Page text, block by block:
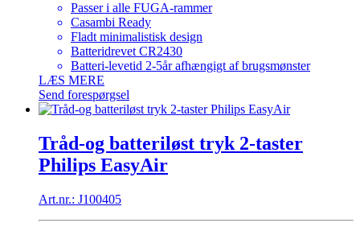
Passer i alle FUGA-rammer
Casambi Ready
Fladt minimalistisk design
Batteridrevet CR2430
Batteri-levetid 2-5år afhængigt af brugsmønster
LÆS MERE
Send forespørgsel
Tråd-og batteriløst tryk 2-taster
Philips EasyAir
Art.nr.: J100405